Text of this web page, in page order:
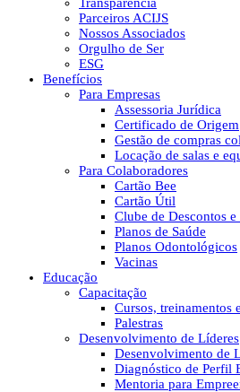
Parceiros ACIJS
Nossos Associados
Orgulho de Ser
ESG
Benefícios
Para Empresas
Assessoria Jurídica
Certificado de Origem
Gestão de compras
Locação de salas e
Para Colaboradores
Cartão Bee
Cartão Útil
Clube de Descontos e
Planos de Saúde
Planos Odontológicos
Vacinas
Educação
Capacitação
Cursos, treinamentos
Palestras
Desenvolvimento de Líderes
Desenvolvimento de
Diagnóstico de Perfil
Mentoria para